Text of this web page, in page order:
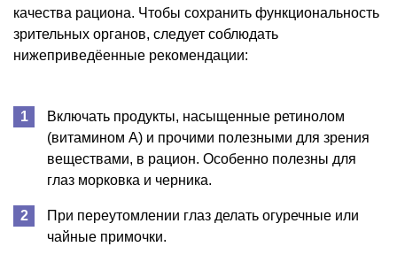
качества рациона. Чтобы сохранить функциональность
зрительных органов, следует соблюдать
нижеприведёенные рекомендации:
Включать продукты, насыщенные ретинолом
(витамином А) и прочими полезными для зрения
веществами, в рацион. Особенно полезны для
глаз морковка и черника.
При переутомлении глаз делать огуречные или
чайные примочки.